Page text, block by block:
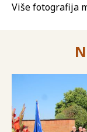
Više fotografija